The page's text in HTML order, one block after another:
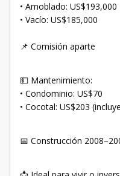
• Amoblado: US$193,000
• Vacío: US$185,000
📌 Comisión aparte
💵 Mantenimiento:
• Condominio: US$70
• Cocotal: US$203
📅 Construcción